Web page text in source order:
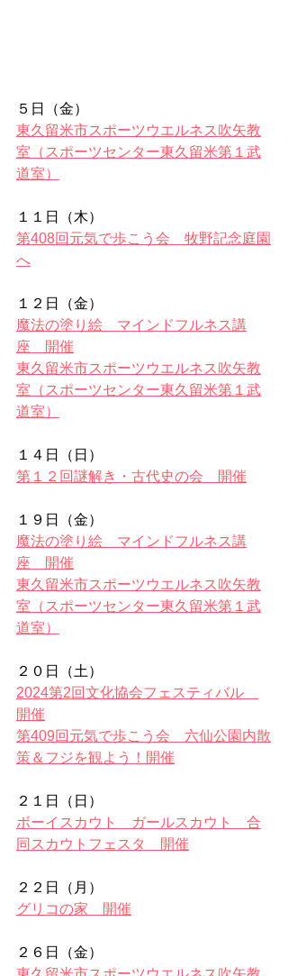
５日（金）
東久留米市スポーツウエルネス吹矢教
室（スポーツセンター東久留米第１武
道室）
１１日（木）
第408回元気で歩こう会　牧野記念庭園
へ
１２日（金）
魔法の塗り絵　マインドフルネス講
座　開催
東久留米市スポーツウエルネス吹矢教
室（スポーツセンター東久留米第１武
道室）
１４日（日）
第１２回謎解き・古代史の会　開催
１９日（金）
魔法の塗り絵　マインドフルネス講
座　開催
東久留米市スポーツウエルネス吹矢教
室（スポーツセンター東久留米第１武
道室）
２０日（土）
2024第2回文化協会フェスティバル
開催
第409回元気で歩こう会　六仙公園内散
策＆フジを観よう！開催
２１日（日）
ボーイスカウト　ガールスカウト　合
同スカウトフェスタ　開催
２２日（月）
グリコの家　開催
２６日（金）